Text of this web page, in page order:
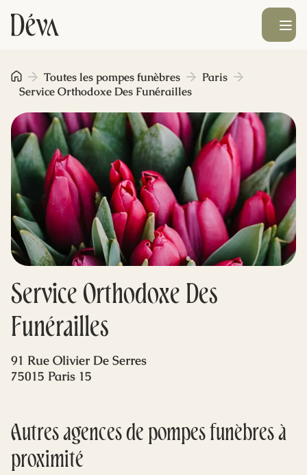
Obsèques
Prévoyance
Monument funéraire
Livraison de fleurs
Blog
Ouvrir le
Service Orthodoxe Des
Funérailles
Toutes les pompes funèbres
Paris
Service Orthodoxe Des Funérailles
91 Rue Olivier De Serres
75015 Paris 15
Autres agences de pompes funèbres à
proximité